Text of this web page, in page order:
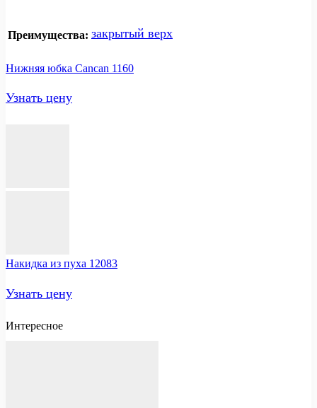
Преимущества: закрытый верх
Нижняя юбка Cancan 1160
Узнать цену
Накидка из пуха 12083
Узнать цену
Интересное